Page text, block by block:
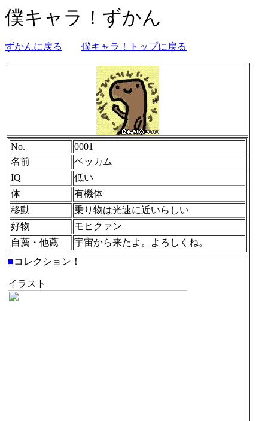
僕キャラ！ずかん
ずかんに戻る 僕キャラ！トップに戻る
No.
0001
名前
ベッカム
IQ
低い
体
有機体
移動
乗り物は光速に近いらしい
好物
モヒクァン
自薦・他薦
宇宙から来たよ。よろしくね。
■コレクション！
イラスト